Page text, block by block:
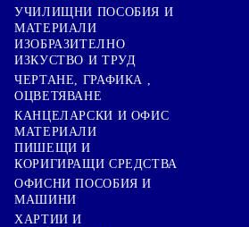
УЧИЛИЩНИ ПОСОБИЯ И
МАТЕРИАЛИ
ИЗОБРАЗИТЕЛНО
ИЗКУСТВО И ТРУД
ЧЕРТАНЕ, ГРАФИКА ,
ОЦВЕТЯВАНЕ
КАНЦЕЛАРСКИ И ОФИС
МАТЕРИАЛИ
ПИШЕЩИ И
КОРИГИРАЩИ СРЕДСТВА
ОФИСНИ ПОСОБИЯ И
МАШИНИ
ХАРТИИ И